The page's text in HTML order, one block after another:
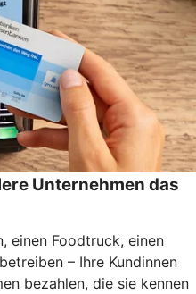
Unternehmen das
einen Foodtruck, einen
– Ihre Kundinnen
bezahlen, die sie kennen